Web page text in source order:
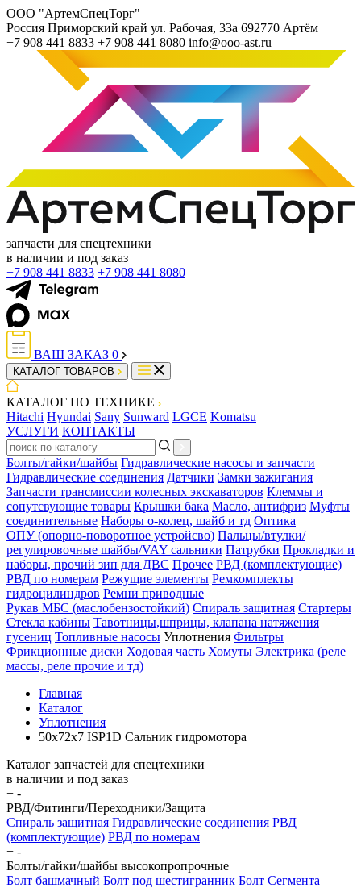
ООО "АртемСпецТорг"
Россия Приморский край ул. Рабочая, 33а 692770 Артём
+7 908 441 8833 +7 908 441 8080 info@ooo-ast.ru
запчасти для спецтехники
в наличии и под заказ
+7 908 441 8833 +7 908 441 8080
ВАШ ЗАКАЗ 0
КАТАЛОГ ТОВАРОВ
КАТАЛОГ ПО ТЕХНИКЕ
Hitachi Hyundai Sany Sunward LGCE Komatsu
УСЛУГИ КОНТАКТЫ
Болты/гайки/шайбы Гидравлические насосы и запчасти
Гидравлические соединения Датчики Замки зажигания
Запчасти трансмиссии колесных экскаваторов Клеммы и
сопутсвующие товары Крышки бака Масло, антифриз Муфты
соединительные Наборы о-колец, шайб и тд Оптика
ОПУ (опорно-поворотное устройсво) Пальцы/втулки/
регулировочные шайбы/VAY сальники Патрубки Прокладки и
наборы, прочий зип для ДВС Прочее РВД (комплектующие)
РВД по номерам Режущие элементы Ремкомплекты
гидроцилиндров Ремни приводные
Рукав МБС (маслобензостойкий) Спираль защитная Стартеры
Стекла кабины Тавотницы,шприцы, клапана натяжения
гусениц Топливные насосы Уплотнения Фильтры
Фрикционные диски Ходовая часть Хомуты Электрика (реле
массы, реле прочие и тд)
Главная
Каталог
Уплотнения
50x72x7 ISP1D Сальник гидромотора
Каталог запчастей для спецтехники
в наличии и под заказ
+ -
РВД/Фитинги/Переходники/Защита
Спираль защитная Гидравлические соединения РВД
(комплектующие) РВД по номерам
+ -
Болты/гайки/шайбы высокопропрочные
Болт башмачный Болт под шестигранник Болт Сегмента